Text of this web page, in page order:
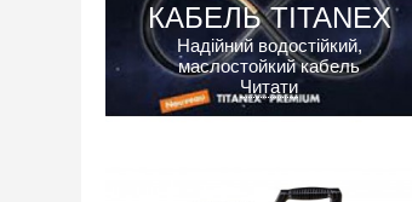
КАБЕЛЬ TITANEX
Надійний водостійкий,
маслостойкий кабель
Читати